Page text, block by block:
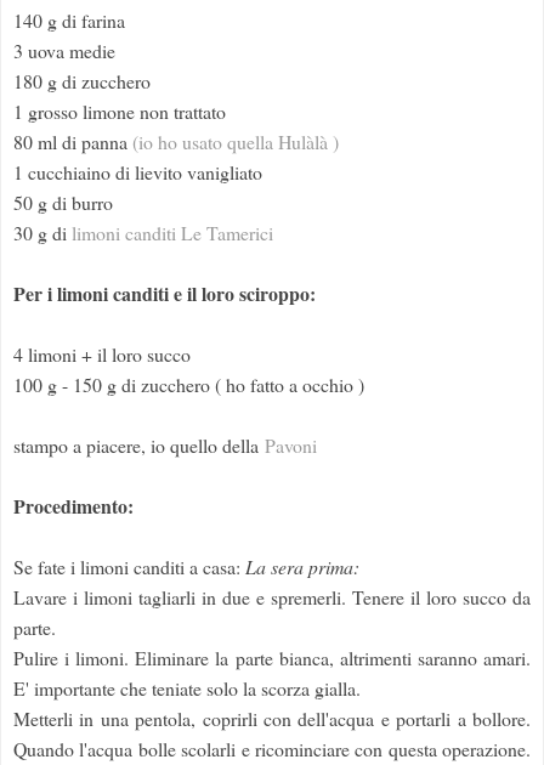
140 g di farina
3 uova medie
180 g di zucchero
1 grosso limone non trattato
80 ml di panna (io ho usato quella Hulàlà )
1 cucchiaino di lievito vanigliato
50 g di burro
30 g di limoni canditi Le Tamerici
Per i limoni canditi e il loro sciroppo:
4 limoni + il loro succo
100 g - 150 g di zucchero ( ho fatto a occhio )
stampo a piacere, io quello della Pavoni
Procedimento:
Se fate i limoni canditi a casa: La sera prima:
Lavare i limoni tagliarli in due e spremerli. Tenere il loro succo da
parte.
Pulire i limoni. Eliminare la parte bianca, altrimenti saranno amari.
E' importante che teniate solo la scorza gialla.
Metterli in una pentola, coprirli con dell'acqua e portarli a bollore.
Quando l'acqua bolle scolarli e ricominciare con questa operazione.